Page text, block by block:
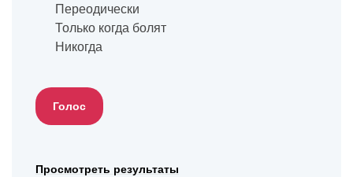
Переодически
Только когда болят
Никогда
Просмотреть результаты